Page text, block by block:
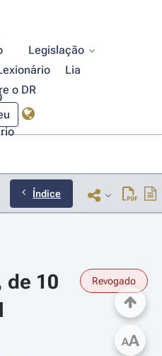
Legislação
Lia
o DR
Índice
de 10
Revogado
AA